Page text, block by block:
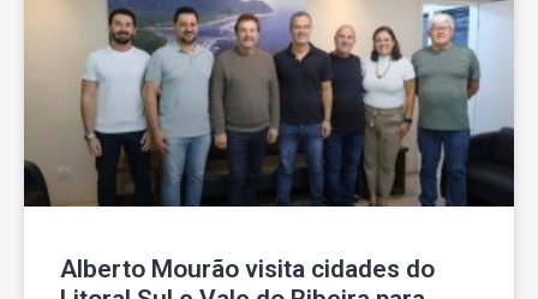
Alberto Mourão visita cidades do